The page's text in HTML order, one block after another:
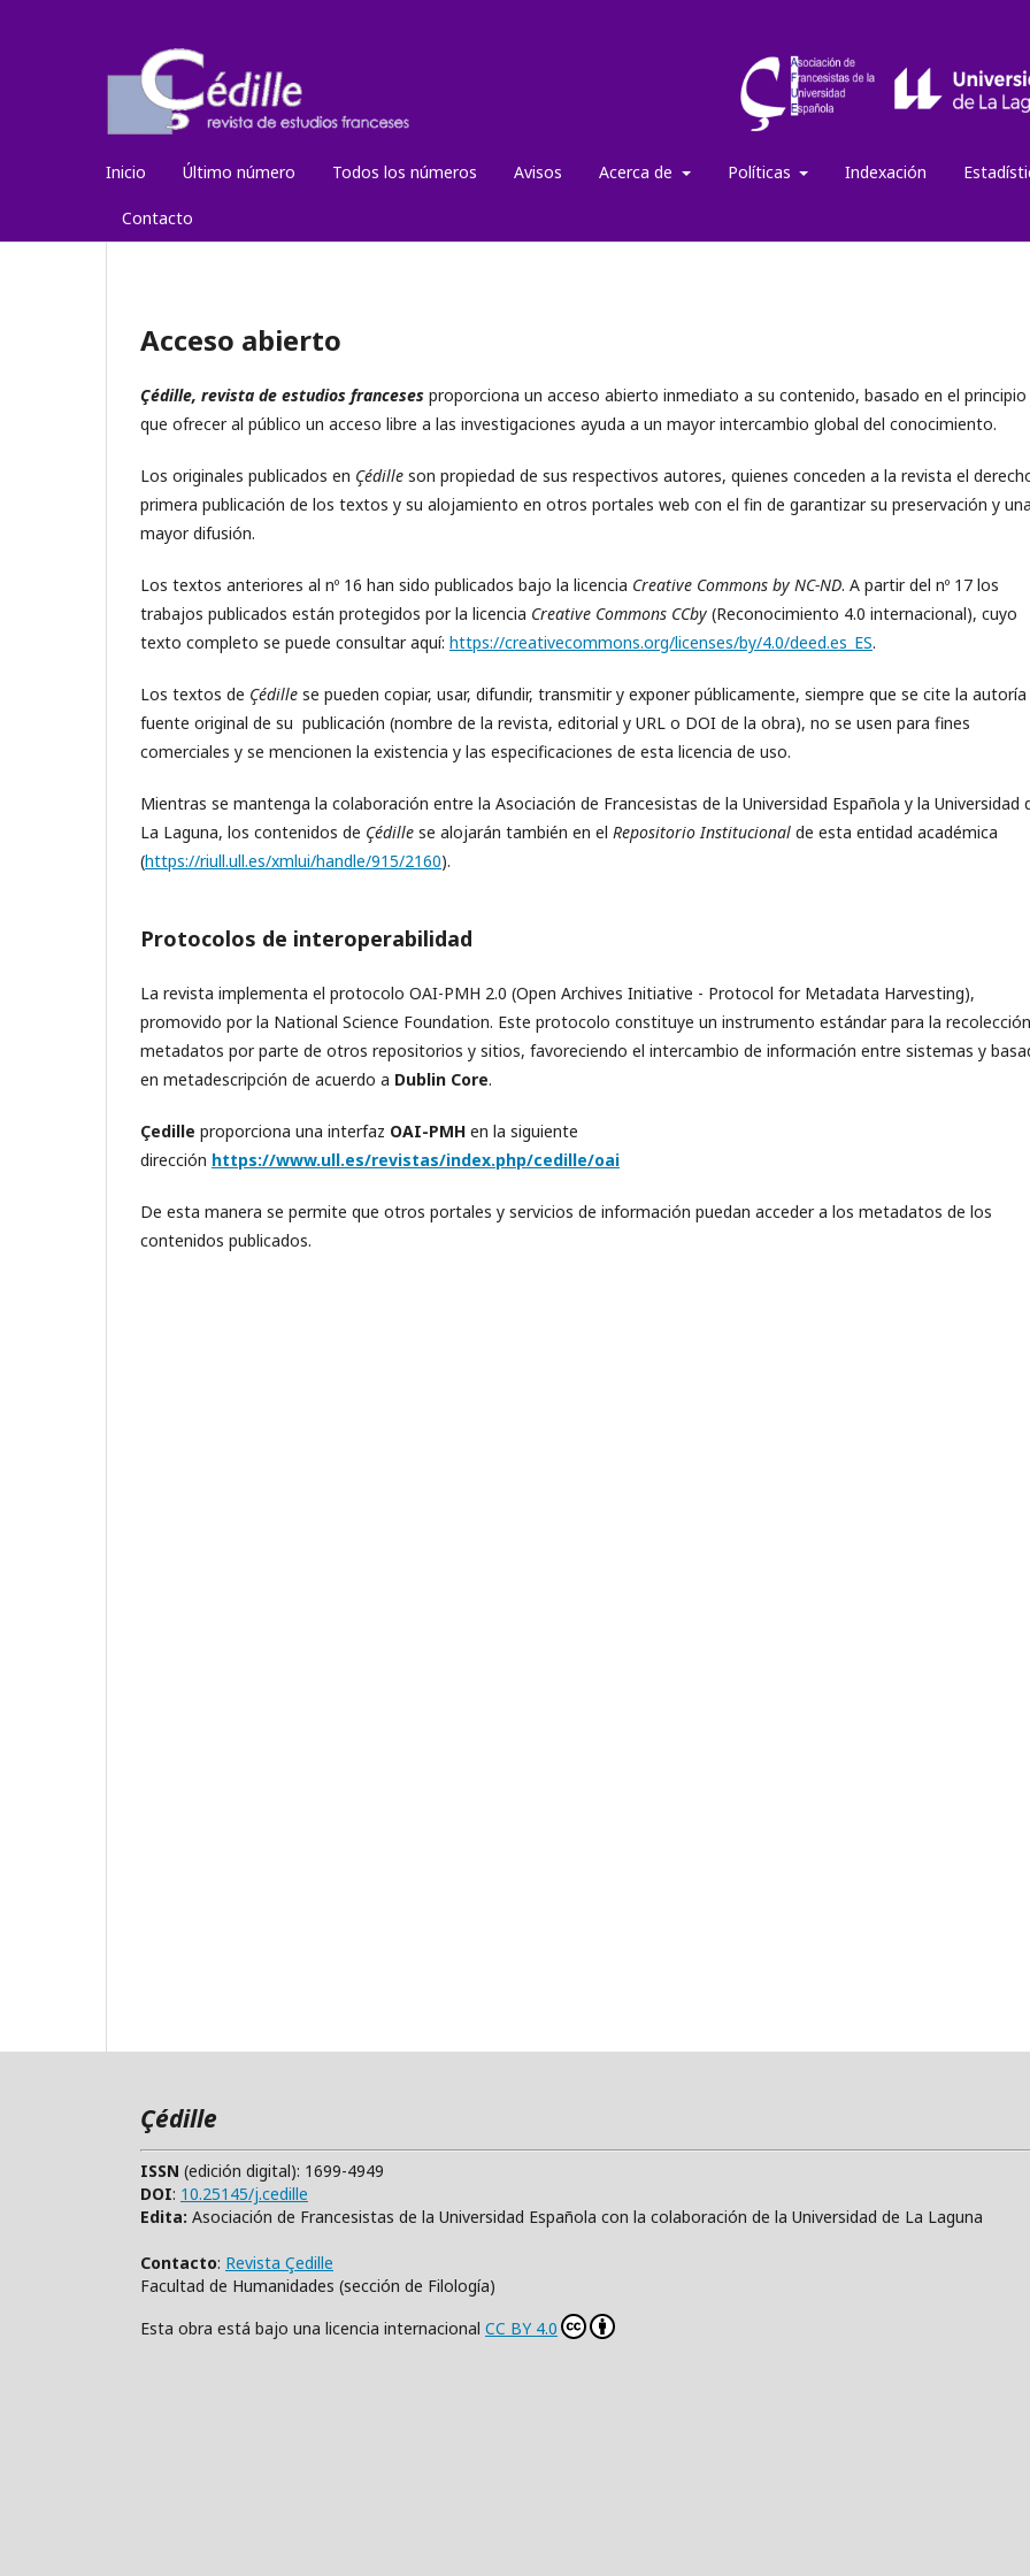
Inicio Último número Todos los números Avisos Acerca de Políticas Indexación
Contacto
Acceso abierto
Çédille, revista de estudios franceses proporciona un acceso abierto inmediato a su contenido, basado en el principio
que ofrecer al público un acceso libre a las investigaciones ayuda a un mayor intercambio global del conocimiento.
Los originales publicados en Çédille son propiedad de sus respectivos autores, quienes conceden a la revista el
primera publicación de los textos y su alojamiento en otros portales web con el fin de garantizar su preservación y
mayor difusión.
Los textos anteriores al nº 16 han sido publicados bajo la licencia Creative Commons by NC-ND. A partir del nº 17 los
trabajos publicados están protegidos por la licencia Creative Commons CCby (Reconocimiento 4.0 internacional), cuyo
texto completo se puede consultar aquí: https://creativecommons.org/licenses/by/4.0/deed.es_ES.
Los textos de Çédille se pueden copiar, usar, difundir, transmitir y exponer públicamente, siempre que se cite la autoría
fuente original de su publicación (nombre de la revista, editorial y URL o DOI de la obra), no se usen para fines
comerciales y se mencionen la existencia y las especificaciones de esta licencia de uso.
Mientras se mantenga la colaboración entre la Asociación de Francesistas de la Universidad Española y la Universidad
La Laguna, los contenidos de Çédille se alojarán también en el Repositorio Institucional de esta entidad académica
(https://riull.ull.es/xmlui/handle/915/2160).
Protocolos de interoperabilidad
La revista implementa el protocolo OAI-PMH 2.0 (Open Archives Initiative - Protocol for Metadata Harvesting),
promovido por la National Science Foundation. Este protocolo constituye un instrumento estándar para la
metadatos por parte de otros repositorios y sitios, favoreciendo el intercambio de información entre sistemas y
en metadescripción de acuerdo a Dublin Core.
Çedille proporciona una interfaz OAI-PMH en la siguiente
dirección https://www.ull.es/revistas/index.php/cedille/oai
De esta manera se permite que otros portales y servicios de información puedan acceder a los metadatos de los
contenidos publicados.
Çédille
ISSN (edición digital): 1699-4949
DOI: 10.25145/j.cedille
Edita: Asociación de Francesistas de la Universidad Española con la colaboración de la Universidad de La Laguna
Contacto: Revista Çedille
Facultad de Humanidades (sección de Filología)
Esta obra está bajo una licencia internacional CC BY 4.0